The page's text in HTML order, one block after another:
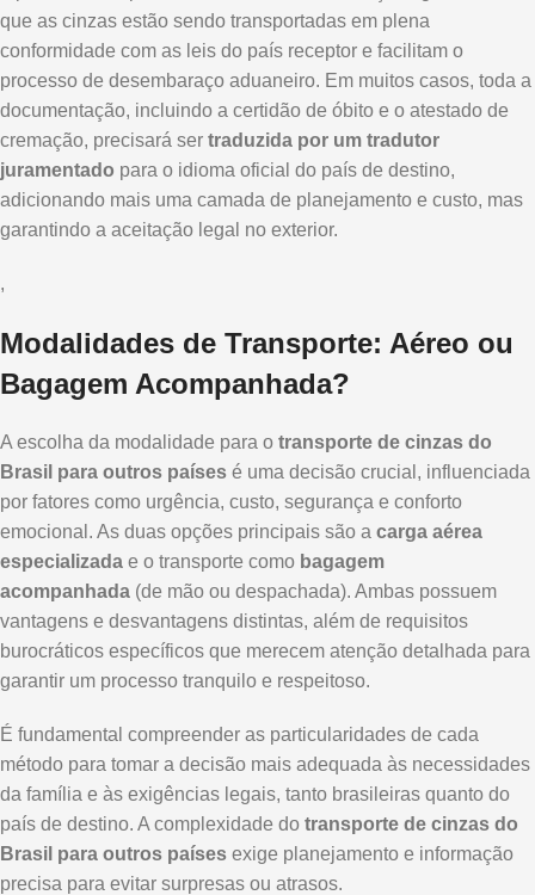
que as cinzas estão sendo transportadas em plena
conformidade com as leis do país receptor e facilitam o
processo de desembaraço aduaneiro. Em muitos casos, toda a
documentação, incluindo a certidão de óbito e o atestado de
cremação, precisará ser traduzida por um tradutor
juramentado para o idioma oficial do país de destino,
adicionando mais uma camada de planejamento e custo, mas
garantindo a aceitação legal no exterior.
,
Modalidades de Transporte: Aéreo ou
Bagagem Acompanhada?
A escolha da modalidade para o transporte de cinzas do
Brasil para outros países é uma decisão crucial, influenciada
por fatores como urgência, custo, segurança e conforto
emocional. As duas opções principais são a carga aérea
especializada e o transporte como bagagem
acompanhada (de mão ou despachada). Ambas possuem
vantagens e desvantagens distintas, além de requisitos
burocráticos específicos que merecem atenção detalhada para
garantir um processo tranquilo e respeitoso.
É fundamental compreender as particularidades de cada
método para tomar a decisão mais adequada às necessidades
da família e às exigências legais, tanto brasileiras quanto do
país de destino. A complexidade do transporte de cinzas do
Brasil para outros países exige planejamento e informação
precisa para evitar surpresas ou atrasos.